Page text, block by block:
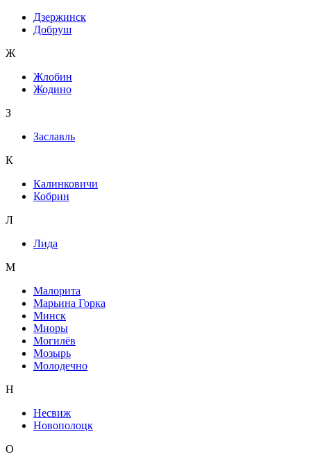
Дзержинск
Добруш
Ж
Жлобин
Жодино
З
Заславль
К
Калинковичи
Кобрин
Л
Лида
М
Малорита
Марьина Горка
Минск
Миоры
Могилёв
Мозырь
Молодечно
Н
Несвиж
Новополоцк
О